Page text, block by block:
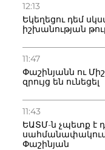
12:13
Եկեղեցու դեմ
իշխանության
11:47
Փաշինյանն ու
զրույց են ունեցել
11:43
ԵԱՏՄ-ն չպետք է
Փաշինյան